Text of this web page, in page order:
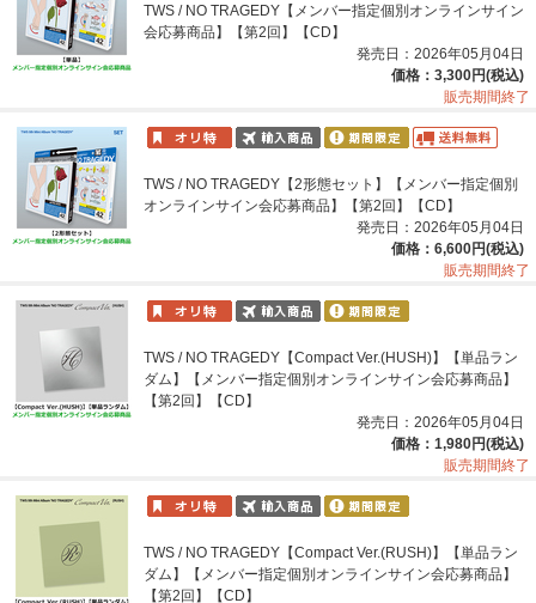
TWS / NO TRAGEDY【メンバー指定個別オンラインサイン
会応募商品】【第2回】【CD】
発売日：2026年05月04日
価格：3,300円(税込)
販売期間終了
TWS / NO TRAGEDY【2形態セット】【メンバー指定個別
オンラインサイン会応募商品】【第2回】【CD】
発売日：2026年05月04日
価格：6,600円(税込)
販売期間終了
TWS / NO TRAGEDY【Compact Ver.(HUSH)】【単品ラン
ダム】【メンバー指定個別オンラインサイン会応募商品】
【第2回】【CD】
発売日：2026年05月04日
価格：1,980円(税込)
販売期間終了
TWS / NO TRAGEDY【Compact Ver.(RUSH)】【単品ラン
ダム】【メンバー指定個別オンラインサイン会応募商品】
【第2回】【CD】